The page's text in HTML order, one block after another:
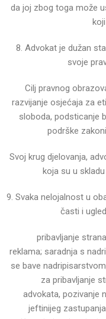
da joj zbog toga može
8. Advokat je dužan
svoje
Cilj pravnog
razvijanje osjećaja za
sloboda, podsticanje
podrške
Svoj krug djelovanja,
koja su u
9. Svaka nelojalnost u
časti i
pribavljanje
reklama; saradnja s
se bave
za pribavljanje
advokata, pozivanje
jeftinijeg